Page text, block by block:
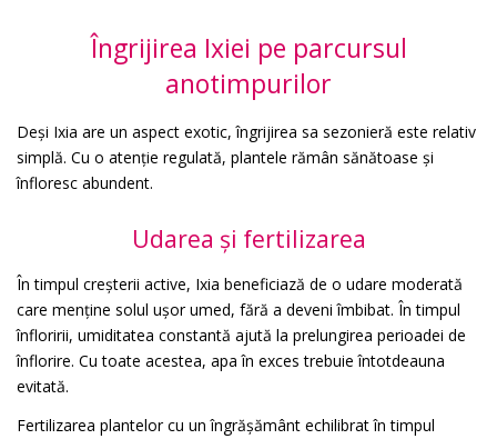
Îngrijirea Ixiei pe parcursul
anotimpurilor
Deși Ixia are un aspect exotic, îngrijirea sa sezonieră este relativ
simplă. Cu o atenție regulată, plantele rămân sănătoase și
înfloresc abundent.
Udarea și fertilizarea
În timpul creșterii active, Ixia beneficiază de o udare moderată
care menține solul ușor umed, fără a deveni îmbibat. În timpul
înfloririi, umiditatea constantă ajută la prelungirea perioadei de
înflorire. Cu toate acestea, apa în exces trebuie întotdeauna
evitată.
Fertilizarea plantelor cu un îngrășământ echilibrat în timpul